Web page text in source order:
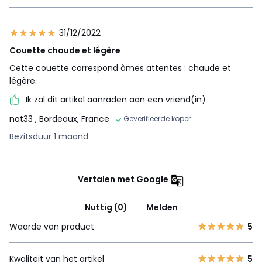
31/12/2022
Couette chaude et légère
Cette couette correspond àmes attentes : chaude et
légère.
Ik zal dit artikel aanraden aan een vriend(in)
nat33 , Bordeaux, France Geverifieerde koper
Bezitsduur 1 maand
Vertalen met Google
Nuttig (0)
Melden
Waarde van product
5
Kwaliteit van het artikel 5